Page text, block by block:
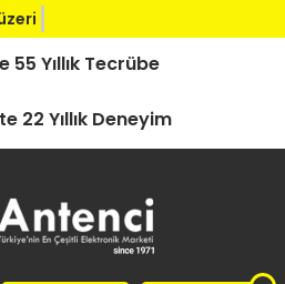
kar
55 Yıllık Tecrübe
22 Yıllık Deneyim